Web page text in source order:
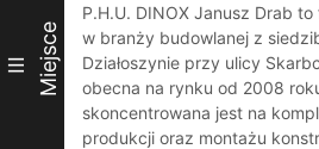
III Miejsce
P.H.U. DINOX Janusz Drab to
w branży budowlanej z
Działoszynie przy ulicy
obecna na rynku od 2008
skoncentrowana jest na
produkcji oraz montażu